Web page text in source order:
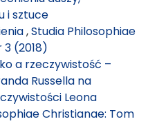
i sztuce
,Studia Philosophiae
(2018)
a rzeczywistość –
Russella na
Leona
Christianae: Tom